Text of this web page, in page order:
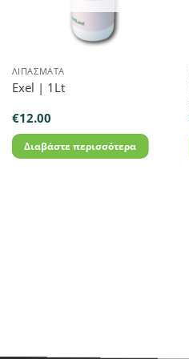
ΛΙΠΆΣΜΑΤΑ
Exel | 1Lt
€12.00
Διαβάστε περισσότερα